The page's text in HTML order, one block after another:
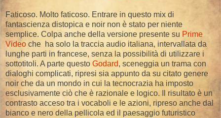
Faticoso. Molto faticoso. Entrare in questo mix di
fantascienza distopica e noir non è stato per niente
semplice. Colpa anche della versione presente su Prime
Video che ha solo la traccia audio italiana, intervallata da
lunghe parti in francese, senza la possibilità di utilizzare i
sottotitoli. A parte questo Godard, sceneggia un trama con
dialoghi complicati, ripresi sia appunto da su citato genere
noir che da un mondo in cui la tecnocrazia ha imposto
esclusivamente ciò che è razionale e logico. Il risultato è un
contrasto acceso tra i vocaboli e le azioni, ripreso anche dal
bianco e nero della pellicola ed il paesaggio futuristico